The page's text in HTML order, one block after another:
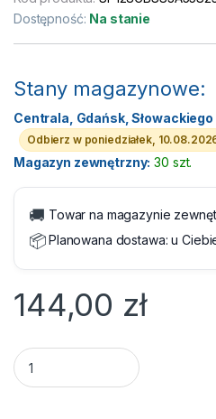
Dostępność: Na stanie
Stany magazynowe:
Centrala, Gdańsk, Słowackiego
Odbierz w poniedziałek,
Magazyn zewnętrzny: 30 szt.
🚚 Towar na magazynie
📦Planowana dostawa:u
144,00 zł
SSD 2.5" 128GB Silicon Power